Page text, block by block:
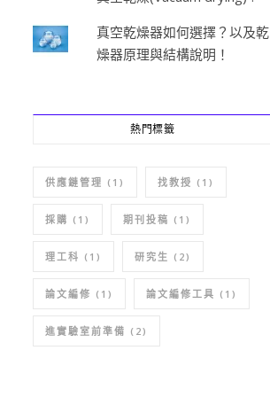
真空乾燥器如何選擇？以及乾
燥器原理與結構說明！
熱門標籤
供應鏈管理 (1) 找教授 (1)
採購 (1) 期刊投稿 (1)
理工科 (1) 研究生 (2)
論文編修 (1) 論文編修工具 (1)
進實驗室前準備 (2)